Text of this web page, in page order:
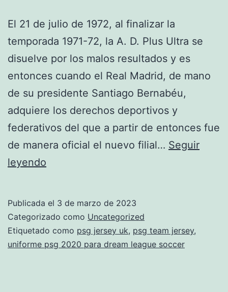
El 21 de julio de 1972, al finalizar la
temporada 1971-72, la A. D. Plus Ultra se
disuelve por los malos resultados y es
entonces cuando el Real Madrid, de mano
de su presidente Santiago Bernabéu,
adquiere los derechos deportivos y
federativos del que a partir de entonces fue
de manera oficial el nuevo filial… Seguir
leyendo
Publicada el 3 de marzo de 2023
Categorizado como Uncategorized
Etiquetado como psg jersey uk, psg team jersey,
uniforme psg 2020 para dream league soccer